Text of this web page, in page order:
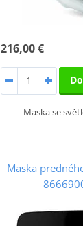
216,00 €
Maska se
Maska